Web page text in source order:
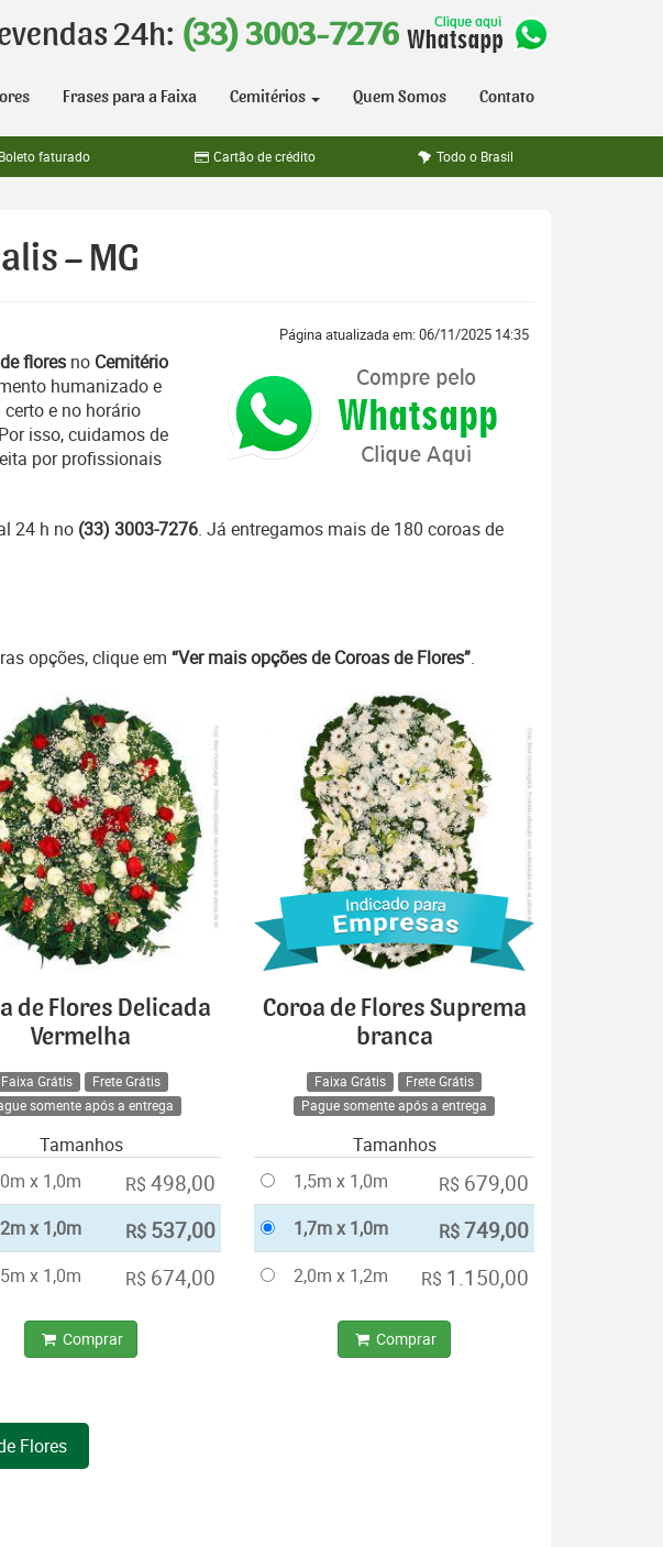
24h: (33) 3003-7276
Frases para a Faixa Cemitérios Quem Somos Contato
Boleto faturado Cartão de crédito Todo o Brasil
– MG
Página atualizada em: 06/11/2025 14:35
flores no Cemitério
humanizado e
e no horário
isso, cuidamos de
por profissionais
24 h no (33) 3003-7276. Já entregamos mais de 180 coroas de
opções, clique em “Ver mais opções de Coroas de Flores”.
de Flores Delicada
Vermelha
Faixa Grátis
Frete Grátis
somente após a entrega
Tamanhos
x 1,0m
R$ 498,00
x 1,0m R$ 537,00
x 1,0m R$ 674,00
Comprar
Coroa de Flores Suprema
branca
Faixa Grátis
Frete Grátis
Pague somente após a entrega
Tamanhos
1,5m x 1,0m
R$ 679,00
1,7m x 1,0m R$749,00
2,0m x 1,2m R$ 1.150,00
Comprar
Flores